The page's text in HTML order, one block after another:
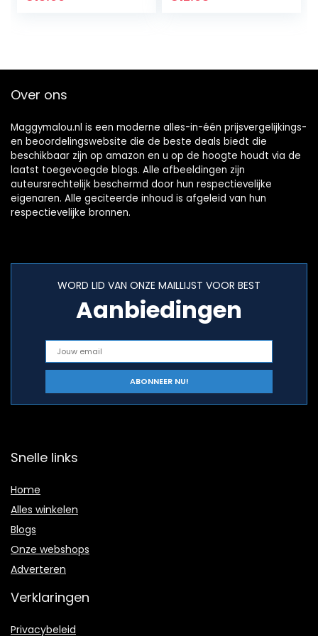
Over ons
Maggymalou.nl is een moderne alles-in-één prijsvergelijkings-
en beoordelingswebsite die de beste deals biedt die
beschikbaar zijn op amazon en u op de hoogte houdt via de
laatst toegevoegde blogs. Alle afbeeldingen zijn
auteursrechtelijk beschermd door hun respectievelijke
eigenaren. Alle geciteerde inhoud is afgeleid van hun
respectievelijke bronnen.
WORD LID VAN ONZE MAILLIJST VOOR BEST
Aanbiedingen
Snelle links
Home
Alles winkelen
Blogs
Onze webshops
Adverteren
Verklaringen
Privacybeleid